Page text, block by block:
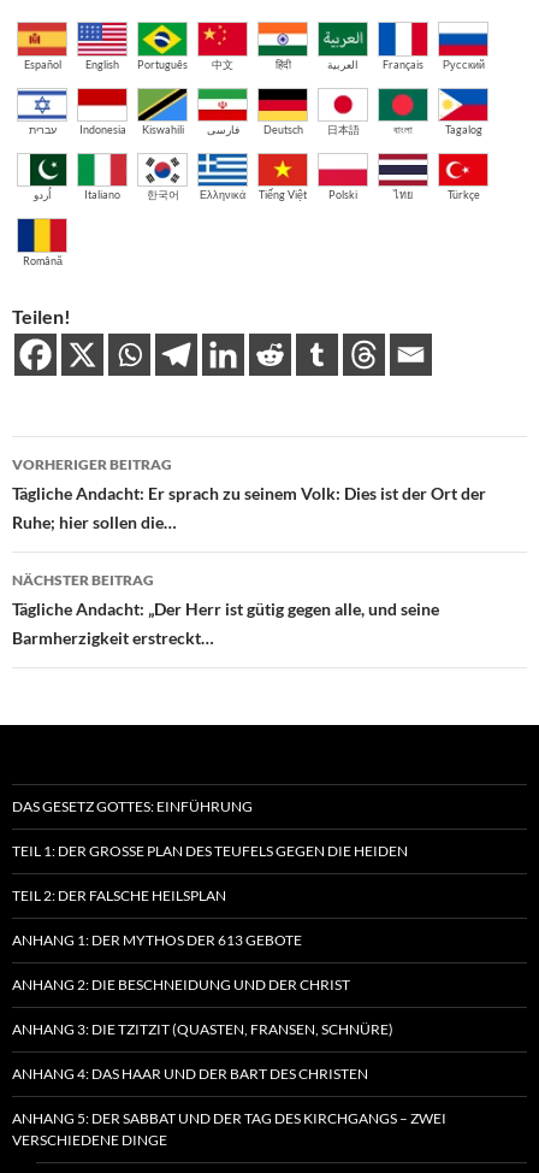
Español English Português 中文 हिंदी العربية Français Русский
עברית Indonesia Kiswahili فارسی Deutsch 日本語 বাংলা Tagalog
اُردو Italiano 한국어 Ελληνικά Tiếng Việt Polski ไทย Türkçe
Română
Teilen!
Beitragsnavigation
VORHERIGER BEITRAG
Tägliche Andacht: Er sprach zu seinem Volk: Dies ist der Ort der
Ruhe; hier sollen die…
NÄCHSTER BEITRAG
Tägliche Andacht: „Der Herr ist gütig gegen alle, und seine
Barmherzigkeit erstreckt…
DAS GESETZ GOTTES: EINFÜHRUNG
TEIL 1: DER GROSSE PLAN DES TEUFELS GEGEN DIE HEIDEN
TEIL 2: DER FALSCHE HEILSPLAN
ANHANG 1: DER MYTHOS DER 613 GEBOTE
ANHANG 2: DIE BESCHNEIDUNG UND DER CHRIST
ANHANG 3: DIE TZITZIT (QUASTEN, FRANSEN, SCHNÜRE)
ANHANG 4: DAS HAAR UND DER BART DES CHRISTEN
ANHANG 5: DER SABBAT UND DER TAG DES KIRCHGANGS – ZWEI
VERSCHIEDENE DINGE